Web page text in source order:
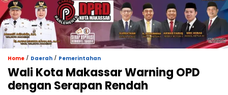
Home / Daerah / Pemerintahan
Wali Kota Makassar Warning OPD
dengan Serapan Rendah